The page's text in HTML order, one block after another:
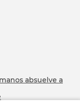
absuelve a